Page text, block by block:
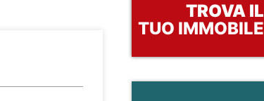
TROVA IL
TUO IMMOBILE